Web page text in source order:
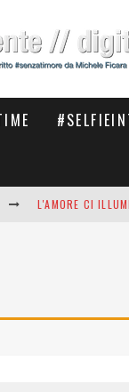
L'AMORE CI
THE NEW